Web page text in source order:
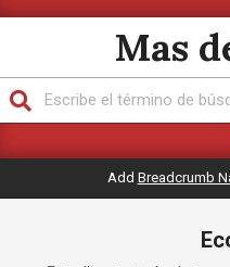
Saltar
Mas
de
Add Breadcrumb